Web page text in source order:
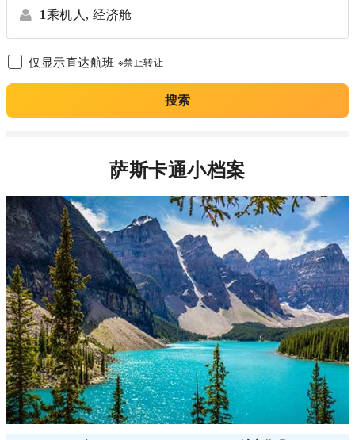
1乘机人, 经济舱
仅显示直达航班 ※禁止转让
搜索
萨斯卡通小档案